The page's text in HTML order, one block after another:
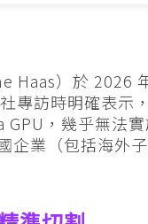
Haas）於 2026
專訪時明確表示
，幾乎無法
企業（包括海外